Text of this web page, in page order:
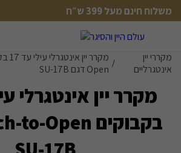
משלוח חינם מעל 399 ש״ח
משלוח חינם מעל 399 ש״ח
מקררי יין
אינטגרליים
/ Open דגם SU-17B